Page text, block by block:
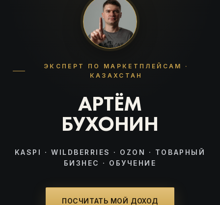
ЭКСПЕРТ ПО МАРКЕТПЛЕЙСАМ ·
КАЗАХСТАН
АРТЁМ
БУХОНИН
KASPI · WILDBERRIES · OZON · ТОВАРНЫЙ
БИЗНЕС · ОБУЧЕНИЕ
ПОСЧИТАТЬ МОЙ ДОХОД